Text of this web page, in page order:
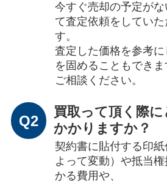
今すぐ売却の予定が
て査定依頼をしてい
す。
査定した価格を参考
を固めることもでき
ご相談ください。
Q2
買取って頂く際
かかりますか？
契約書に貼付する印
よって変動）や抵当
かる費用や、